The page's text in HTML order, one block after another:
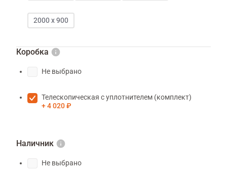
2000 х 900
Коробка
Не выбрано
Телескопическая с уплотнителем (комплект)
4 020 ₽
Наличник
Не выбрано